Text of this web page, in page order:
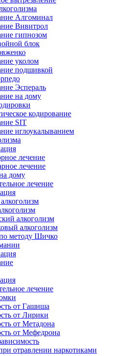
Алгоминал
Вивитрол
гипнозом
блок
уколом
подшивкой
Эспераль
на дому
кодирование
SIT
иглоукалыванием
лечение
лечение
дому
лечение
алкоголизм
алкоголизм
методу Шичко
лечение
от Гашиша
от Лирики
от Метадона
от Мефедрона
отравлении наркотиками